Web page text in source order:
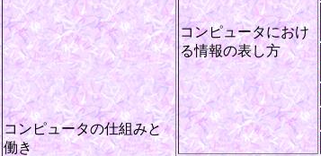
コンピュータの仕組みと
働き
コンピュータにおけ
る情報の表し方